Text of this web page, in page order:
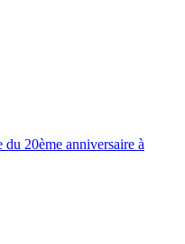
20ème anniversaire à